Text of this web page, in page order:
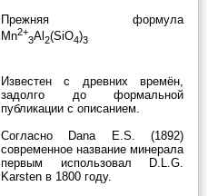
Прежняя формула
Mn2+
3Al 2(SiO4)3
Известен с древних времён,
задолго до формальной
публикации с описанием.
Согласно Dana E.S. (1892)
современное название минерала
первым использовал D.L.G.
Karsten в 1800 году.